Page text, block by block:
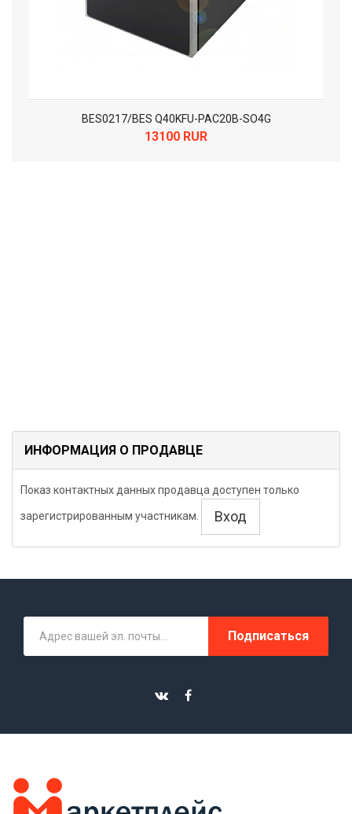
BES0217/BES Q40KFU-PAC20B-SO4G
13100 RUR
ИНФОРМАЦИЯ О ПРОДАВЦЕ
Показ контактных данных продавца доступен только
зарегистрированным участникам. Вход
Подписаться